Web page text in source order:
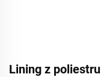
Lining z poliestru